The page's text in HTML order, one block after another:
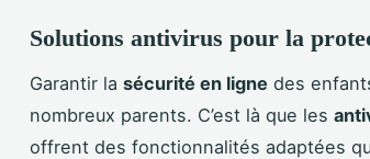
Solutions antivirus pour la
Garantir la sécurité en ligne des
nombreux parents. C’est là que les
offrent des fonctionnalités adaptées